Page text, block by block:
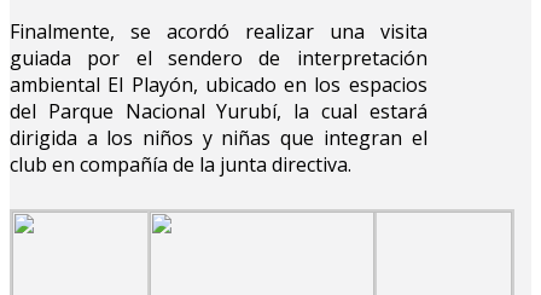
Finalmente, se acordó realizar una visita
guiada por el sendero de interpretación
ambiental El Playón, ubicado en los espacios
del Parque Nacional Yurubí, la cual estará
dirigida a los niños y niñas que integran el
club en compañía de la junta directiva.